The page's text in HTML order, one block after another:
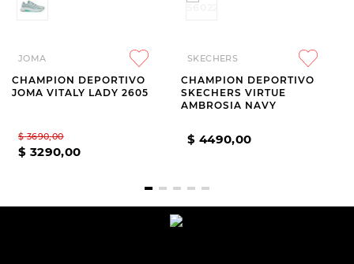
JOMA
CHAMPION DEPORTIVO
JOMA VITALY LADY 2605
$ 3690,00
$ 3290,00
SKECHERS
CHAMPION DEPORTIVO
SKECHERS VIRTUE
AMBROSIA NAVY
$ 4490,00